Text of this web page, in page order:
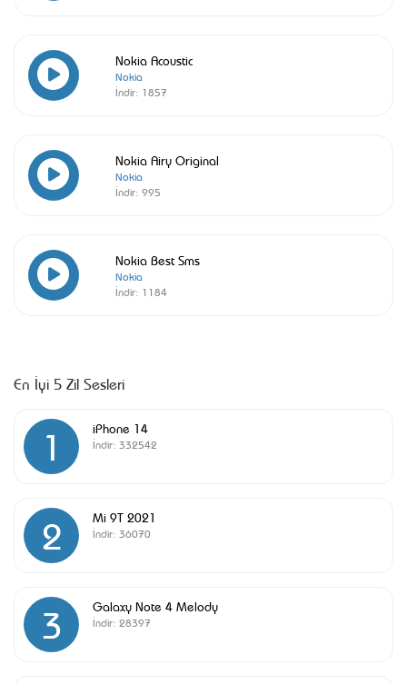
Nokia Acoustic
Nokia
İndir: 1857
Nokia Airy Original
Nokia
İndir: 995
Nokia Best Sms
Nokia
İndir: 1184
En İyi 5 Zil Sesleri
1 iPhone 14
İndir: 332542
2 Mi 9T 2021
İndir: 36070
3 Galaxy Note 4 Melody
İndir: 28397